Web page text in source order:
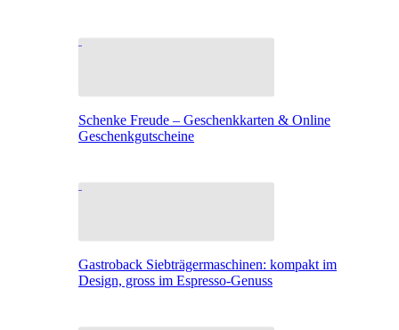
Schenke Freude – Geschenkkarten & Online
Geschenkgutscheine
Gastroback Siebträgermaschinen: kompakt im
Design, gross im Espresso-Genuss